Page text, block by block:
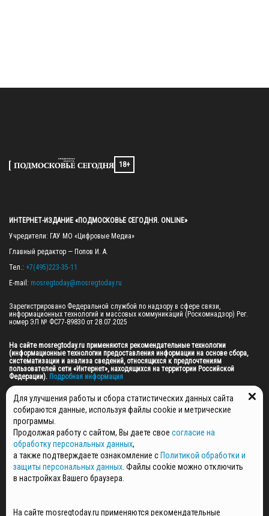
18+
ИНТЕРНЕТ-ИЗДАНИЕ «ПОДМОСКОВЬЕ СЕГОДНЯ. ONLINE»
Учредители: ГАУ МО «Цифровые Медиа»
Главный редактор — Попов И. А.
Тел.: +7(495)223-35-11
E-mail: mosregtoday@mosregtoday.ru
Зарегистрировано Федеральной службой по надзору в сфере связи,
информационных технологий и массовых коммуникаций (Роскомнадзор) Рег.
номер ЭЛ № ФС77-89830 от 28.07.2025
На сайте mosregtoday.ru применяются рекомендательные технологии
(информационные технологии предоставления информации на основе сбора,
систематизации и анализа сведений, относящихся к предпочтениям
пользователей сети «Интернет», находящихся на территории Российской
Федерации). Подробная информация
© 2026 ПРАВА НА ВСЕ МАТЕРИАЛЫ САЙТА ПРИНАДЛЕЖАТ ГАУ МО "ЦИФРОВЫЕ
МЕДИА" (ОГРН: 1255000059467).
ПОЛИТИКА ОБРАБОТКИ И ЗАЩИТЫ ПЕРСОНАЛЬНЫХ ДАННЫХ
НОВОСТИ
ГАЗЕТЫ
РЕКЛАМОДАТЕЛЯМ
Для улучшения работы и сбора статистических данных сайта
собираются данные, используя файлы cookie и метрические
программы.
Продолжая работу с сайтом, Вы даете свое согласие на
обработку персональных данных,
а также подтверждаете ознакомление с Политикой обработки и
защиты персональных данных . Файлы cookie можно отключить
в настройках Вашего браузера.
На сайте mosregtoday.ru применяются рекомендательные